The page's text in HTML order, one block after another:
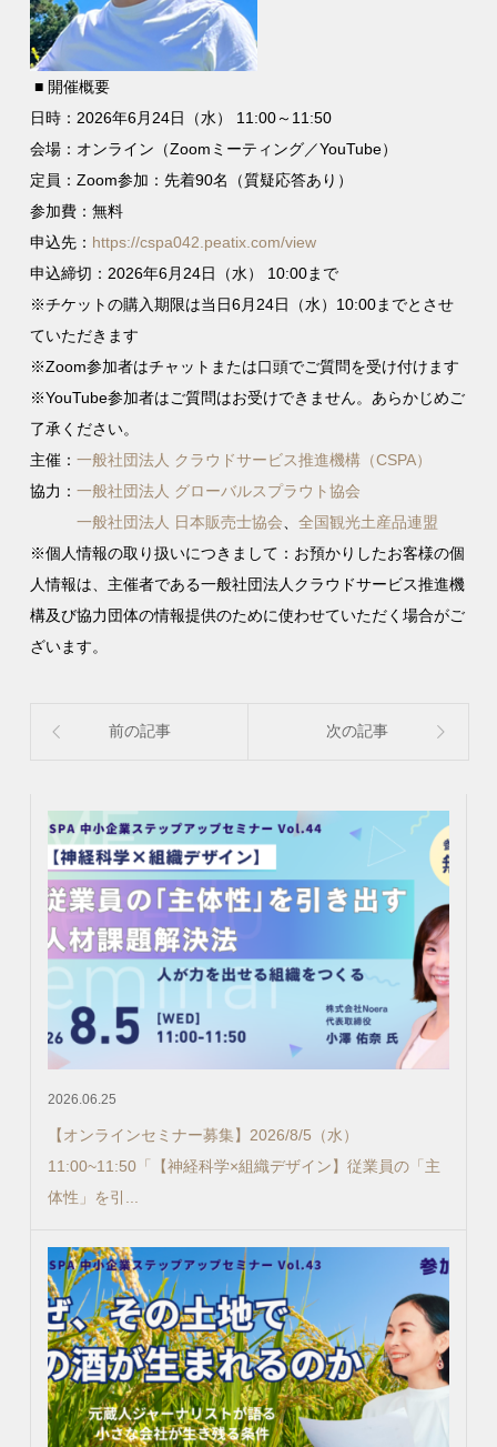
■ 開催概要
日時：2026年6月24日（水） 11:00～11:50
会場：オンライン（Zoomミーティング／YouTube）
定員：Zoom参加：先着90名（質疑応答あり）
参加費：無料
申込先： https://cspa042.peatix.com/view
申込締切：2026年6月24日（水） 10:00まで
※チケットの購入期限は当日6月24日（水）10:00までとさせ
ていただきます
※Zoom参加者はチャットまたは口頭でご質問を受け付けます
※YouTube参加者はご質問はお受けできません。あらかじめご
了承ください。
主催：一般社団法人 クラウドサービス推進機構（CSPA）
協力：一般社団法人 グローバルスプラウト協会
一般社団法人 日本販売士協会、全国観光土産品連盟
※個人情報の取り扱いにつきまして： お預かりしたお客様の個
人情報は、主催者である一般社団法人クラウドサービス推進機
構及び協力団体の情報提供のために使わせていただく場合がご
ざいます。
前の記事 次の記事
2026.06.25
【オンラインセミナー募集】2026/8/5（水）
11:00~11:50「【神経科学×組織デザイン】従業員の「主
体性」を引...